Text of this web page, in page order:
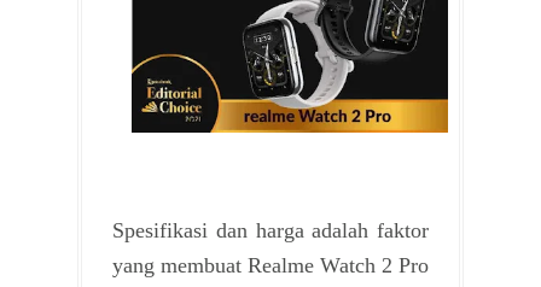
Spesifikasi dan harga adalah faktor
yang membuat Realme Watch 2 Pro